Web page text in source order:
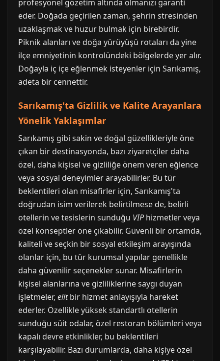
profesyonel gözetim altında olmanızı garanti
eder. Doğada geçirilen zaman, şehrin stresinden
uzaklaşmak ve huzur bulmak için birebirdir.
Piknik alanları ve doğa yürüyüşü rotaları da yine
ilçe emniyetinin kontrolündeki bölgelerde yer alır.
Doğayla iç içe eğlenmek isteyenler için Sarıkamış,
adeta bir cennettir.
Sarıkamış'ta Gizlilik ve Kalite Arayanlara
Yönelik Yaklaşımlar
Sarıkamış gibi sakin ve doğal güzellikleriyle öne
çıkan bir destinasyonda, bazı ziyaretçiler daha
özel, daha kişisel ve gizliliğe önem veren eğlence
veya sosyal deneyimler arayabilirler. Bu tür
beklentileri olan misafirler için, Sarıkamış'ta
doğrudan isim verilerek belirtilmese de, belirli
otellerin ve tesislerin sunduğu VIP hizmetler veya
özel konseptler öne çıkabilir. Güvenli bir ortamda,
kaliteli ve seçkin bir sosyal etkileşim arayışında
olanlar için, bu tür kurumsal yapılar genellikle
daha güvenilir seçenekler sunar. Misafirlerin
kişisel alanlarına ve gizliliklerine saygı duyan
işletmeler, elitbir hizmet anlayışıyla hareket
ederler. Özellikle yüksek standartlı otellerin
sunduğu süit odalar, özel restoran bölümleri veya
kapalı devre etkinlikler, bu beklentileri
karşılayabilir. Bazı durumlarda, daha kişiye özel